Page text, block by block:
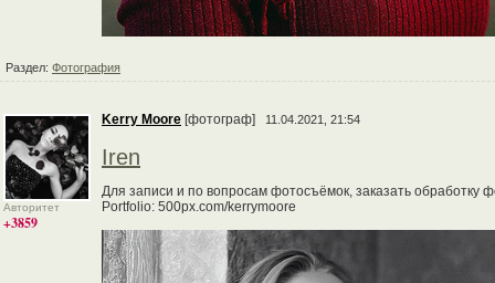
Раздел: Фотография
Авторитет
+3859
Kerry Moore [фотограф] 11.04.2021, 21:54
Iren
Для записи и по вопросам фотосъёмок, заказать обработку
Portfolio: 500px.com/kerrymoore